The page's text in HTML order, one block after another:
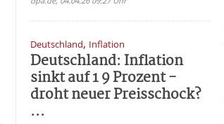
Deutschland, Inflation
Deutschland: Inflation
sinkt auf 1 9 Prozent -
droht neuer Preisschock?
...